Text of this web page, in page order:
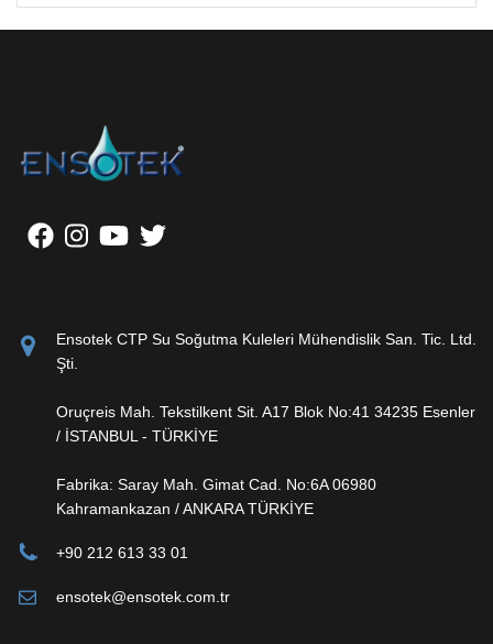
Ensotek CTP Su Soğutma Kuleleri Mühendislik San. Tic. Ltd.
Şti.
Oruçreis Mah. Tekstilkent Sit. A17 Blok No:41 34235 Esenler
/ İSTANBUL - TÜRKİYE
Fabrika: Saray Mah. Gimat Cad. No:6A 06980
Kahramankazan / ANKARA TÜRKİYE
+90 212 613 33 01
ensotek@ensotek.com.tr